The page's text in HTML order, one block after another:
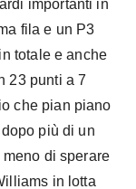
importanti in
fila e un P3
totale e anche
23 punti a 7
che pian piano
più di un
di sperare
in lotta